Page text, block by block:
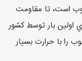
است، تا مقاومت
اولين بار توسط کشور
را با حرارت بسيار